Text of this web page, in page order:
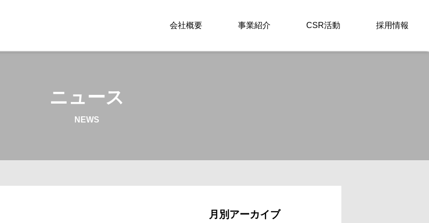
会社概要 事業紹介 CSR活動 採用情報
ニュース
NEWS
月別アーカイブ